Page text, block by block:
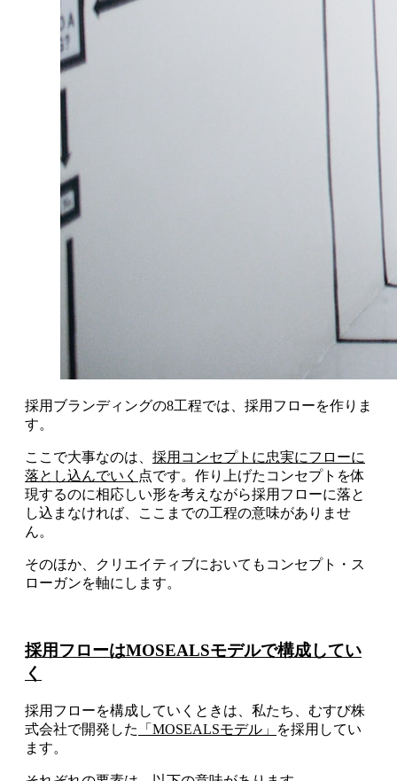
採用ブランディングの8工程では、採用フローを作りま
す。
ここで大事なのは、 採用コンセプトに忠実にフローに
落とし込んでいく 点です。作り上げたコンセプトを体
現するのに相応しい形を考えながら採用フローに落と
し込まなければ、ここまでの工程の意味がありませ
ん。
そのほか、クリエイティブにおいてもコンセプト・ス
ローガンを軸にします。
採用フローはMOSEALSモデルで構成してい
く
採用フローを構成していくときは、私たち、むすび株
式会社で開発した
「MOSEALSモデル」
を採用してい
ます。